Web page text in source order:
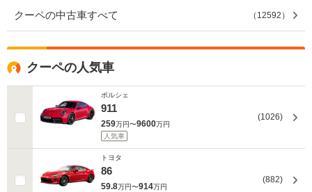
クーペの中古車すべて （ 12592 ）
クーペの人気車
ポルシェ
911
259万円〜9600万円
人気車
(1026)
トヨタ
86
59.8万円〜914万円
(882)